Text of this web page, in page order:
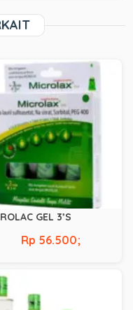
GEL 3’S
Rp 56.500;